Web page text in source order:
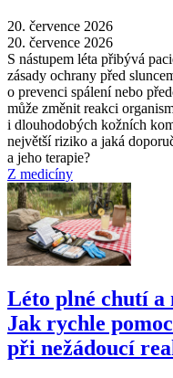
20. července 2026
20. července 2026
S nástupem léta přibývá
zásady ochrany před
o prevenci spálení nebo
může změnit reakci
i dlouhodobých kožních
největší riziko a jaká
a jeho terapie?
Z medicíny
Léto plné chutí a
Jak rychle
při nežádoucí